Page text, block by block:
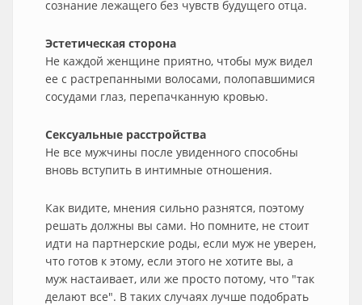
сознание лежащего без чувств будущего отца.
Эстетическая сторона
Не каждой женщине приятно, чтобы муж видел
ее с растрепанными волосами, полопавшимися
сосудами глаз, перепачканную кровью.
Сексуальные расстройства
Не все мужчины после увиденного способны
вновь вступить в интимные отношения.
Как видите, мнения сильно разнятся, поэтому
решать должны вы сами. Но помните, не стоит
идти на партнерские роды, если муж не уверен,
что готов к этому, если этого не хотите вы, а
муж настаивает, или же просто потому, что "так
делают все". В таких случаях лучше подобрать